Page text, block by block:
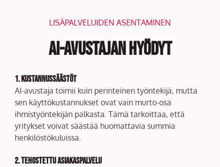
LISÄPALVELUIDEN ASENTAMINEN
AI-avustajan hyödyt
1. Kustannussäästöt
AI-avustaja toimii kuin perinteinen työntekijä, mutta
sen käyttökustannukset ovat vain murto-osa
ihmistyöntekijän palkasta. Tämä tarkoittaa, että
yritykset voivat säästää huomattavia summia
henkilöstökuluissa.
2. Tehostettu asiakaspalvelu